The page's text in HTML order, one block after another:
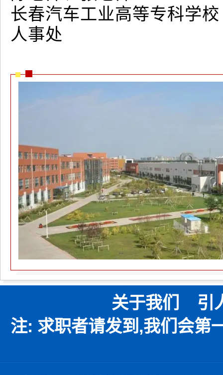
长春汽车工业高等专科学校
人事处
关于我们 引
注: 求职者请发到,我们会第